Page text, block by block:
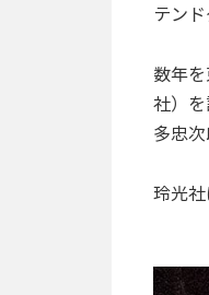
テン
数年
社）
多忠
玲光